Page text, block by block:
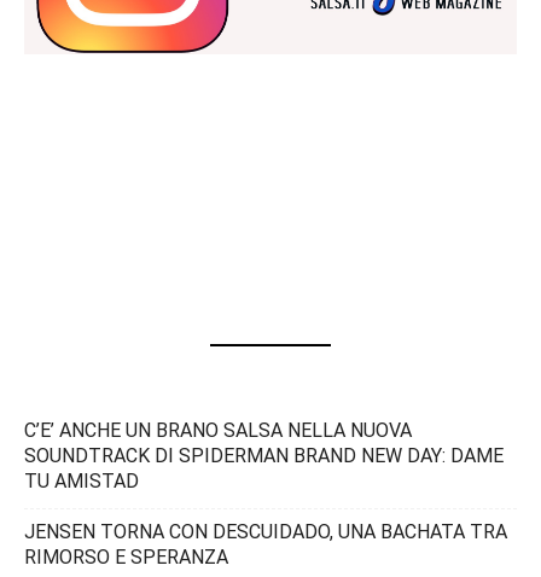
C’E’ ANCHE UN BRANO SALSA NELLA NUOVA
SOUNDTRACK DI SPIDERMAN BRAND NEW DAY: DAME
TU AMISTAD
JENSEN TORNA CON DESCUIDADO, UNA BACHATA TRA
RIMORSO E SPERANZA